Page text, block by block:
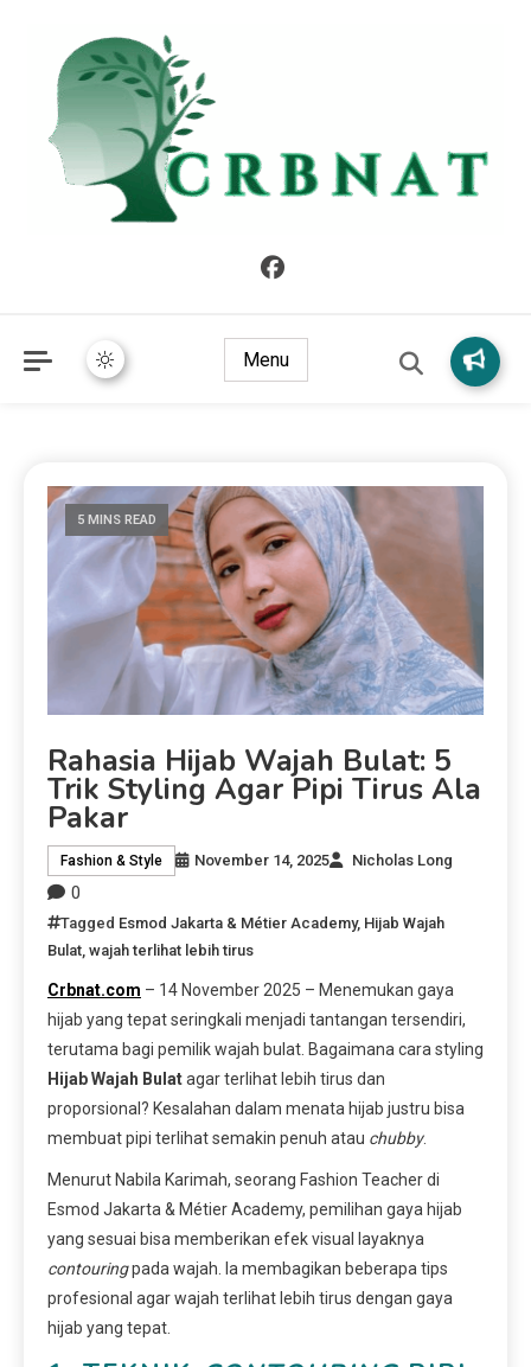
Menu
5 MINS READ
Rahasia Hijab Wajah Bulat: 5
Trik Styling Agar Pipi Tirus Ala
Pakar
Fashion & Style November 14, 2025 Nicholas Long
0
Tagged Esmod Jakarta & Métier Academy, Hijab Wajah
Bulat wajah terlihat lebih tirus
Crbnat.com – 14 November 2025 – Menemukan gaya
hijab yang tepat seringkali menjadi tantangan tersendiri,
terutama bagi pemilik wajah bulat. Bagaimana cara styling
Hijab Wajah Bulatagar terlihat lebih tirus dan
proporsional? Kesalahan dalam menata hijab justru bisa
membuat pipi terlihat semakin penuh atau chubby.
Menurut Nabila Karimah, seorang Fashion Teacher di
Esmod Jakarta & Métier Academy, pemilihan gaya hijab
yang sesuai bisa memberikan efek visual layaknya
contouringpada wajah. Ia membagikan beberapa tips
profesional agar wajah terlihat lebih tirus dengan gaya
hijab yang tepat.